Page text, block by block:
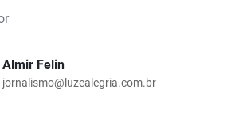
Almir Felin
jornalismo@luzealegria.com.br